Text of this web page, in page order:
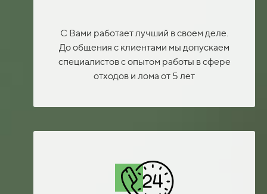
С Вами работает лучший в своем деле.
До общения с клиентами мы допускаем
специалистов с опытом работы в сфере
отходов и лома от 5 лет